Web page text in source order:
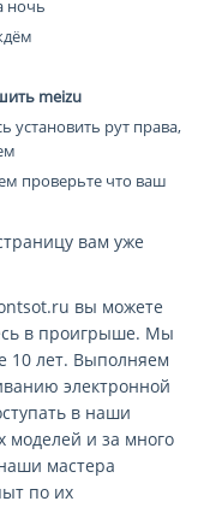
ночь
meizu
установить рут права,
проверьте что ваш
вам уже
вы можете
в проигрыше. Мы
10 лет. Выполняем
электронной
в наши
моделей и за много
мастера
по их